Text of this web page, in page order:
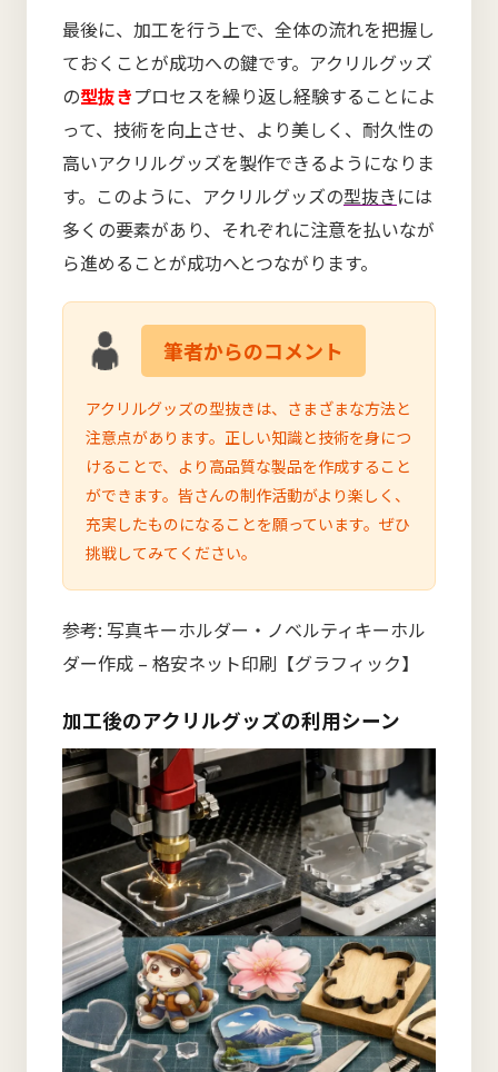
最後に、加工を行う上で、全体の流れを把握し
ておくことが成功への鍵です。アクリルグッズ
の型抜きプロセスを繰り返し経験することによ
って、技術を向上させ、より美しく、耐久性の
高いアクリルグッズを製作できるようになりま
す。このように、アクリルグッズの型抜きには
多くの要素があり、それぞれに注意を払いなが
ら進めることが成功へとつながります。
筆者からのコメント
アクリルグッズの型抜きは、さまざまな方法と
注意点があります。正しい知識と技術を身につ
けることで、より高品質な製品を作成すること
ができます。皆さんの制作活動がより楽しく、
充実したものになることを願っています。ぜひ
挑戦してみてください。
参考: 写真キーホルダー・ノベルティキーホル
ダー作成 – 格安ネット印刷【グラフィック】
加工後のアクリルグッズの利用シーン